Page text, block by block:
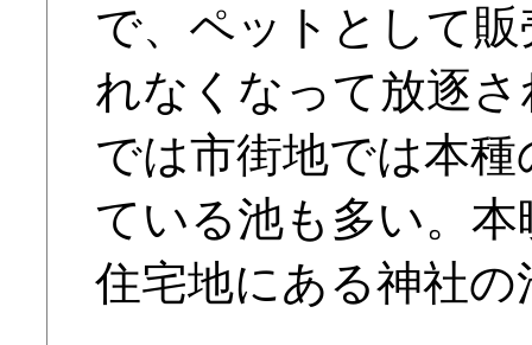
で、ペットとして
れなくなって放逐
では市街地では本
ている池も多い。
住宅地にある神社